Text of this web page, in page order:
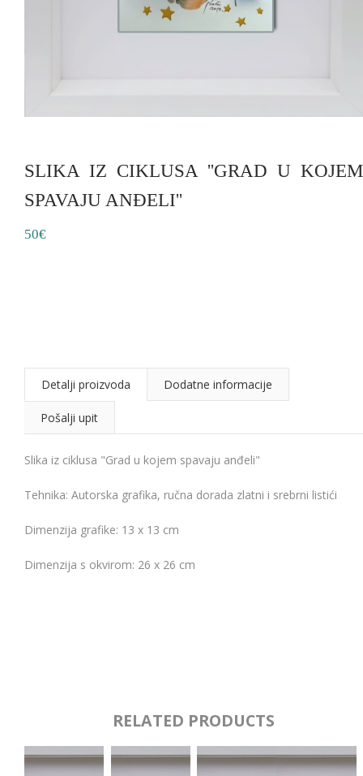
SLIKA IZ CIKLUSA ''GRAD U KOJEM
SPAVAJU ANĐELI''
50€
Detalji proizvoda Dodatne informacije
Pošalji upit
Slika iz ciklusa "Grad u kojem spavaju anđeli"
Tehnika: Autorska grafika, ručna dorada zlatni i srebrni listići
Dimenzija grafike: 13 x 13 cm
Dimenzija s okvirom: 26 x 26 cm
RELATED PRODUCTS